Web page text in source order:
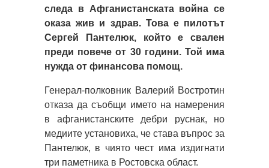
следа в Афганистанската война се
оказа жив и здрав. Това е пилотът
Сергей Пантелюк, който е свален
преди повече от 30 години. Той има
нужда от финансова помощ.
Генерал-полковник Валерий Востротин
отказа да съобщи името на намерения
в афганистанските дебри руснак, но
медиите установиха, че става въпрос за
Пантелюк, в чиято чест има издигнати
три паметника в Ростовска област.